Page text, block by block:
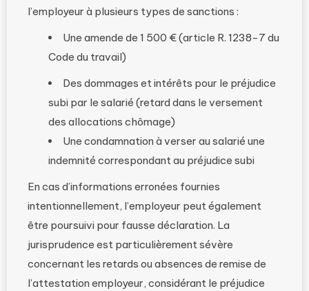
l’employeur à plusieurs types de sanctions :
Une amende de 1 500 € (article R. 1238-7 du
Code du travail)
Des dommages et intérêts pour le préjudice
subi par le salarié (retard dans le versement
des allocations chômage)
Une condamnation à verser au salarié une
indemnité correspondant au préjudice subi
En cas d’informations erronées fournies
intentionnellement, l’employeur peut également
être poursuivi pour fausse déclaration. La
jurisprudence est particulièrement sévère
concernant les retards ou absences de remise de
l’attestation employeur, considérant le préjudice